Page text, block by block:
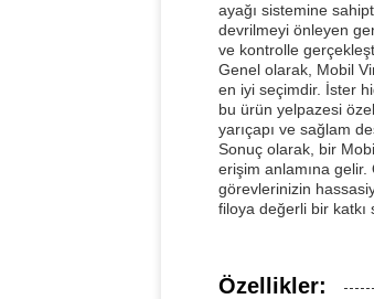
ayağı sistemine
devrilmeyi önleyen
ve kontrolle
Genel olarak, Mobil
en iyi seçimdir. İster
bu ürün yelpazesi
yarıçapı ve sağlam
Sonuç olarak, bir
erişim anlamına
görevlerinizin
filoya değerli bir katkı
Özellikler: